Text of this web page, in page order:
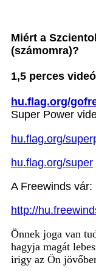
Miért a
(számomra)?
1,5 perces
hu.flag.org/
Super Power
hu.flag.org/
hu.flag.org/super
A Freewinds vár:
http://
Önnek joga van
hagyja magát
irigy az Ön